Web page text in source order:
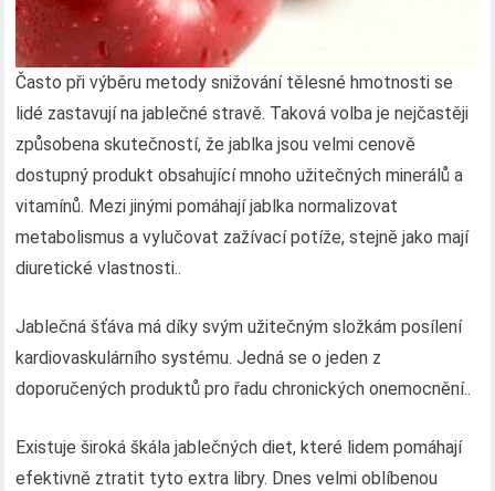
Často při výběru metody snižování tělesné hmotnosti se
lidé zastavují na jablečné stravě. Taková volba je nejčastěji
způsobena skutečností, že jablka jsou velmi cenově
dostupný produkt obsahující mnoho užitečných minerálů a
vitamínů. Mezi jinými pomáhají jablka normalizovat
metabolismus a vylučovat zažívací potíže, stejně jako mají
diuretické vlastnosti..
Jablečná šťáva má díky svým užitečným složkám posílení
kardiovaskulárního systému. Jedná se o jeden z
doporučených produktů pro řadu chronických onemocnění..
Existuje široká škála jablečných diet, které lidem pomáhají
efektivně ztratit tyto extra libry. Dnes velmi oblíbenou